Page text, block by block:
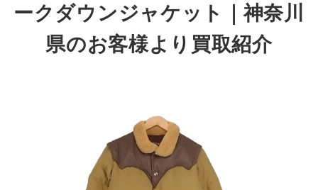
ークダウンジャケット｜神奈川
県のお客様より買取紹介